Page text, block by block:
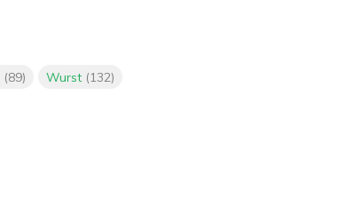
(89) Wurst (132)